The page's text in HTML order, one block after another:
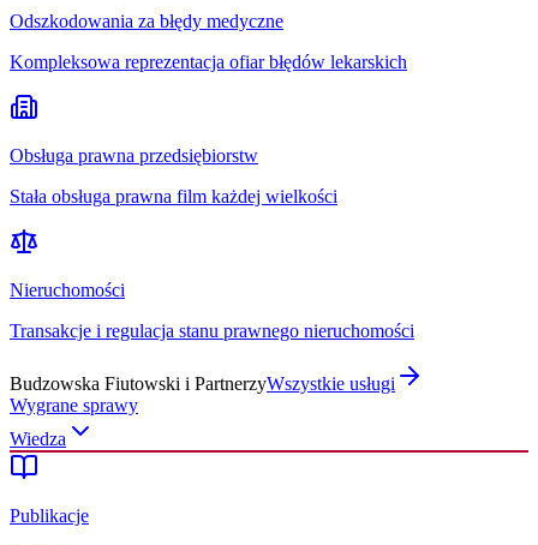
Odszkodowania za błędy medyczne
Kompleksowa reprezentacja ofiar błędów lekarskich
Obsługa prawna przedsiębiorstw
Stała obsługa prawna film każdej wielkości
Nieruchomości
Transakcje i regulacja stanu prawnego nieruchomości
Budzowska Fiutowski i PartnerzyWszystkie usługi
Wygrane sprawy
Wiedza
Publikacje